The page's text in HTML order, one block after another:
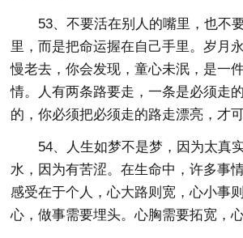
53、不要活在别人的嘴里，也不
里，而是把命运握在自己手里。岁月
慢老去，你会发现，童心未泯，是一
情。人有两条路要走，一条是必须走
的，你必须把必须走的路走漂亮，才
54、人生如梦不是梦，因为太真
水，因为有苦涩。在生命中，许多事
感受在于个人，心大路则宽，心小事
心，做事需要埋头。心胸需要拓宽，